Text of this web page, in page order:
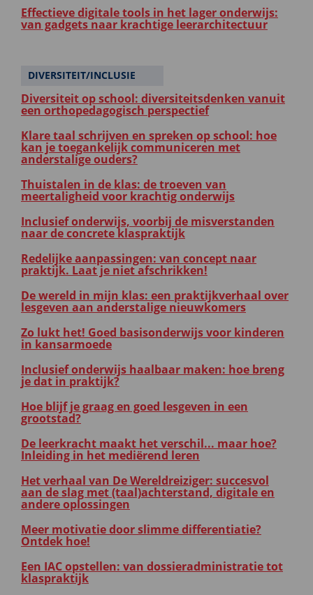
Effectieve digitale tools in het lager onderwijs:
van gadgets naar krachtige leerarchitectuur
DIVERSITEIT/INCLUSIE
Diversiteit op school: diversiteitsdenken vanuit
een orthopedagogisch perspectief
Klare taal schrijven en spreken op school: hoe
kan je toegankelijk communiceren met
anderstalige ouders?
Thuistalen in de klas: de troeven van
meertaligheid voor krachtig onderwijs
Inclusief onderwijs, voorbij de misverstanden
naar de concrete klaspraktijk
Redelijke aanpassingen: van concept naar
praktijk. Laat je niet afschrikken!
De wereld in mijn klas: een praktijkverhaal over
lesgeven aan anderstalige nieuwkomers
Zo lukt het! Goed basisonderwijs voor kinderen
in kansarmoede
Inclusief onderwijs haalbaar maken: hoe breng
je dat in praktijk?
Hoe blijf je graag en goed lesgeven in een
grootstad?
De leerkracht maakt het verschil... maar hoe?
Inleiding in het mediërend leren
Het verhaal van De Wereldreiziger: succesvol
aan de slag met (taal)achterstand, digitale en
andere oplossingen
Meer motivatie door slimme differentiatie?
Ontdek hoe!
Een IAC opstellen: van dossieradministratie tot
klaspraktijk